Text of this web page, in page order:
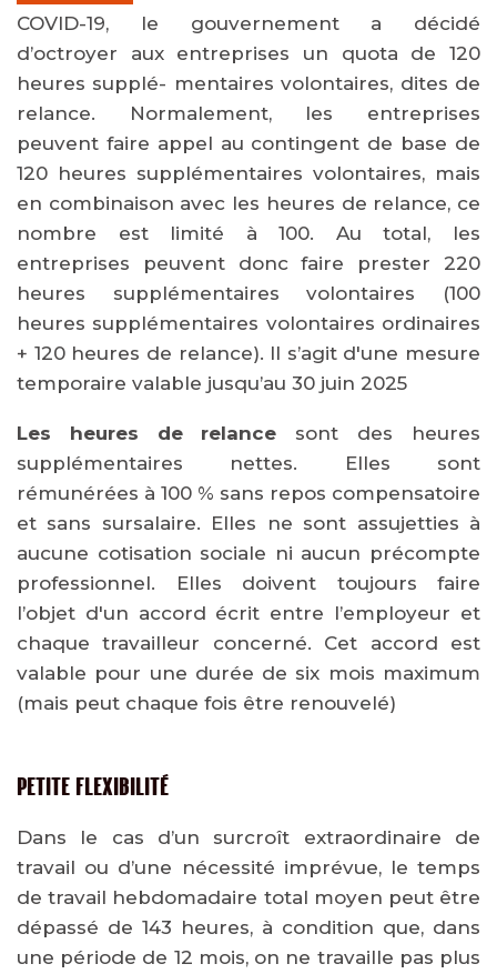
COVID-19, le gouvernement a décidé
d’octroyer aux entreprises un quota de 120
heures supplé- mentaires volontaires, dites de
relance. Normalement, les entreprises
peuvent faire appel au contingent de base de
120 heures supplémentaires volontaires, mais
en combinaison avec les heures de relance, ce
nombre est limité à 100. Au total, les
entreprises peuvent donc faire prester 220
heures supplémentaires volontaires (100
heures supplémentaires volontaires ordinaires
+ 120 heures de relance). Il s’agit d'une mesure
temporaire valable jusqu’au 30 juin 2025
Les heures de relance sont des heures
supplémentaires nettes. Elles sont
rémunérées à 100 % sans repos compensatoire
et sans sursalaire. Elles ne sont assujetties à
aucune cotisation sociale ni aucun précompte
professionnel. Elles doivent toujours faire
l’objet d'un accord écrit entre l’employeur et
chaque travailleur concerné. Cet accord est
valable pour une durée de six mois maximum
(mais peut chaque fois être renouvelé)
PETITE FLEXIBILITÉ
Dans le cas d’un surcroît extraordinaire de
travail ou d’une nécessité imprévue, le temps
de travail hebdomadaire total moyen peut être
dépassé de 143 heures, à condition que, dans
une période de 12 mois, on ne travaille pas plus